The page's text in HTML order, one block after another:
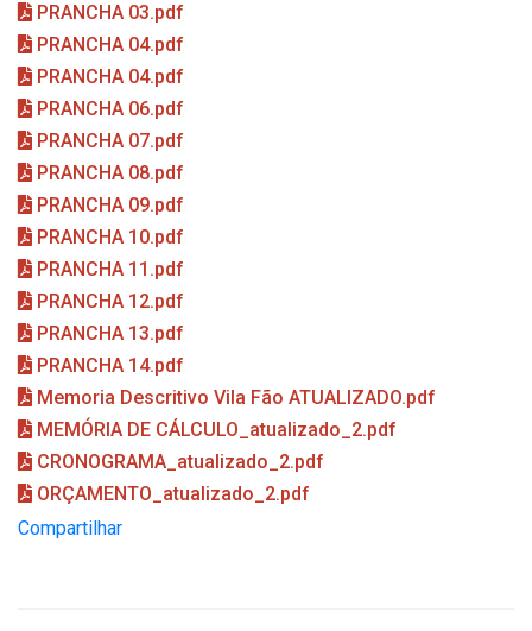
PRANCHA 03.pdf
PRANCHA 04.pdf
PRANCHA 04.pdf
PRANCHA 06.pdf
PRANCHA 07.pdf
PRANCHA 08.pdf
PRANCHA 09.pdf
PRANCHA 10.pdf
PRANCHA 11.pdf
PRANCHA 12.pdf
PRANCHA 13.pdf
PRANCHA 14.pdf
Memoria Descritivo Vila Fão ATUALIZADO.pdf
MEMÓRIA DE CÁLCULO_atualizado_2.pdf
CRONOGRAMA_atualizado_2.pdf
ORÇAMENTO_atualizado_2.pdf
Compartilhar